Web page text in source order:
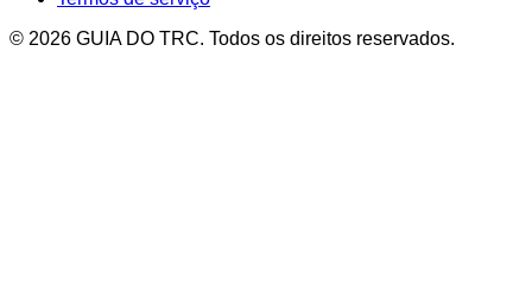
© 2026 GUIA DO TRC. Todos os direitos reservados.